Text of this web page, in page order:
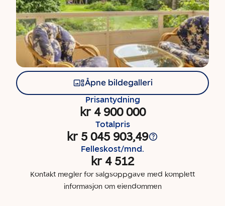
Åpne bildegalleri
Prisantydning
kr 4 900 000
Totalpris
kr 5 045 903,49
Felleskost/mnd.
kr 4 512
Kontakt megler for salgsoppgave med komplett
informasjon om eiendommen